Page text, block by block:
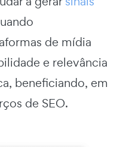
de mídia
e relevância
beneficiando, em
de SEO.